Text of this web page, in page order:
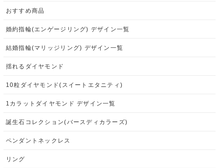
おすすめ商品
婚約指輪(エンゲージリング) デザイン一覧
結婚指輪(マリッジリング) デザイン一覧
揺れるダイヤモンド
10粒ダイヤモンド(スイートエタニティ)
1カラットダイヤモンド デザイン一覧
誕生石コレクション(バースディカラーズ)
ペンダントネックレス
リング